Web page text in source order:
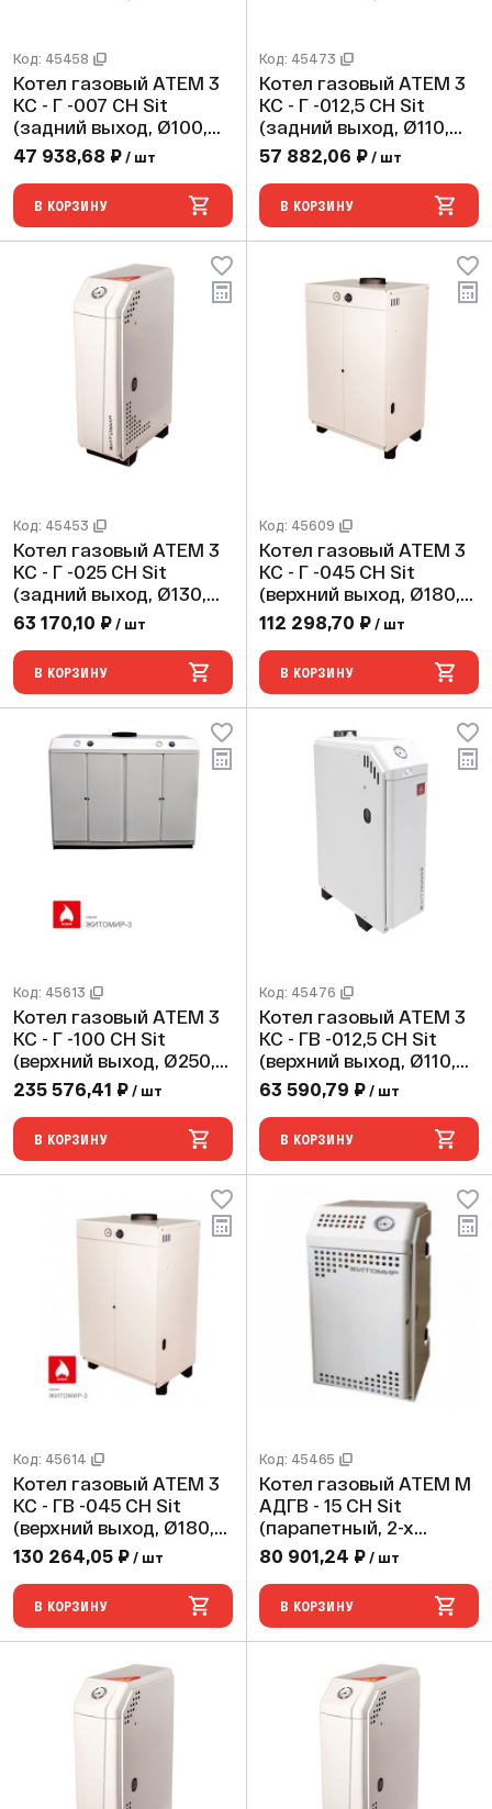
Код: 45458
Котел газовый АТЕМ 3
КС - Г -007 СН Sit
(задний выход, Ø100,
max 2 bar)
47 938,68 ₽ / шт
В КОРЗИНУ
Код: 45473
Котел газовый АТЕМ 3
КС - Г -012,5 СН Sit
(задний выход, Ø110,
max 2 bar)
57 882,06 ₽ / шт
В КОРЗИНУ
Код: 45453
Котел газовый АТЕМ 3
КС - Г -025 СН Sit
(задний выход, Ø130,
max 2 bar)
63 170,10 ₽ / шт
В КОРЗИНУ
Код: 45609
Котел газовый АТЕМ 3
КС - Г -045 СН Sit
(верхний выход, Ø180,
max 2 bar)
112 298,70 ₽ / шт
В КОРЗИНУ
Код: 45613
Котел газовый АТЕМ 3
КС - Г -100 СН Sit
(верхний выход, Ø250,
max 2 bar)
235 576,41 ₽ / шт
В КОРЗИНУ
Код: 45476
Котел газовый АТЕМ 3
КС - ГВ -012,5 СН Sit
(верхний выход, Ø110,
max 2 bar)
63 590,79 ₽ / шт
В КОРЗИНУ
Код: 45614
Котел газовый АТЕМ 3
КС - ГВ -045 СН Sit
(верхний выход, Ø180,
max 2 bar)
130 264,05 ₽ / шт
В КОРЗИНУ
Код: 45465
Котел газовый АТЕМ М
АДГВ - 15 СН Sit
(парапетный, 2-х
контурный, max 2 bar)
80 901,24 ₽ / шт
В КОРЗИНУ